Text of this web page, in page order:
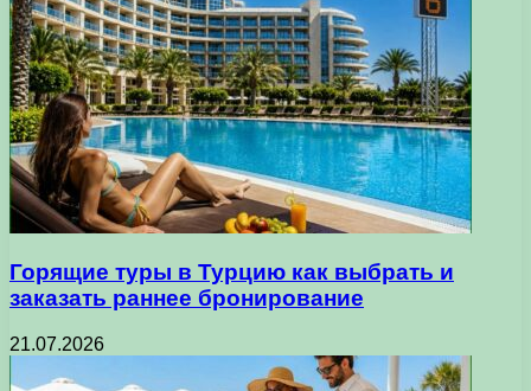
Горящие туры в Турцию как выбрать и
заказать раннее бронирование
21.07.2026